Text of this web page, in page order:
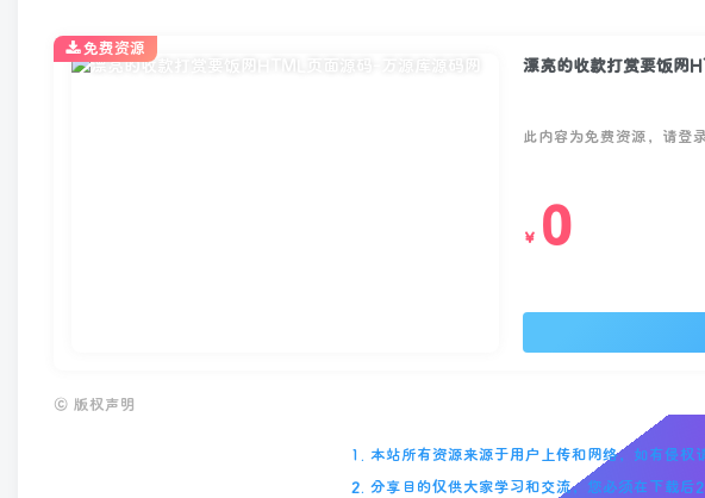
漂亮的收款打赏要饭网
此内容为免费资源，请登
￥ 0
免费资源
© 版权声明
1. 本站所有资源来源于用户上传和网络，如有侵权
2. 分享目的仅供大家学习和交流，您必须在下载后